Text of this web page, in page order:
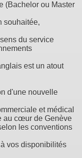
(Bachelor ou Master
souhaitée,
du service
est un atout
d'une nouvelle
et médical
au cœur de Genève
les conventions
vos disponibilités